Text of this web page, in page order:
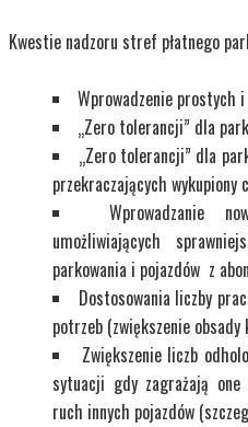
Kwestie nadzoru stref płatnego
Wprowadzenie prostych
„Zero tolerancji” dla
„Zero tolerancji” dla
przekraczających wykupiony
Wprowadzanie
umożliwiających
parkowania i pojazdów z
Dostosowania liczby
potrzeb (zwiększenie obsady
Zwiększenie liczb
sytuacji gdy zagrażają
ruch innych pojazdów